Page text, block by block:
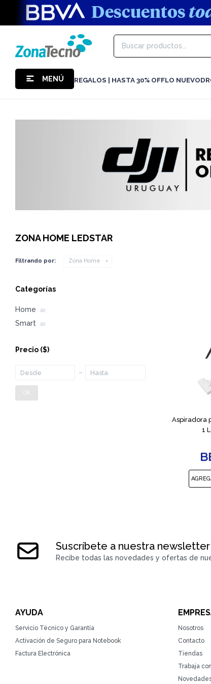
MENÚ REGALOS | HASTA 30% OFFLO NUEVO
ZONA HOME LEDSTAR
Filtrando por: Zona Home
Aspiradora
1
Categorías
Home (2)
Smart (2)
Precio ($)
OK
Suscríbete a nuestra newsletter
Recibe todas las novedades y ofertas de
AYUDA
Servicio Técnico y Garantía
Activación de Seguro para Notebook
Factura Electrónica
Nosotros
Contacto
Tiendas
Trabaja